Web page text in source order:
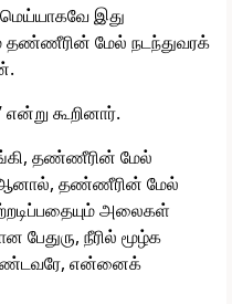
இது
மேல் நடந்துவரக்
கூறினார்.
தண்ணீரின் மேல்
தண்ணீரின் மேல்
அலைகள்
நீரில் மூழ்க
என்னைக்